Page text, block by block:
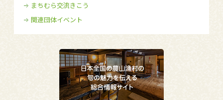
まちむら交流きこう
関連団体イベント